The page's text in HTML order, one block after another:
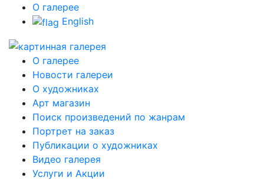
О галерее
English
О галерее
Новости галереи
О художниках
Арт магазин
Поиск произведений по жанрам
Портрет на заказ
Публикации о художниках
Видео галерея
Услуги и Акции